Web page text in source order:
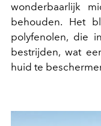
wonderbaarlijk
behouden. Het
polyfenolen, die
bestrijden, wat
huid te